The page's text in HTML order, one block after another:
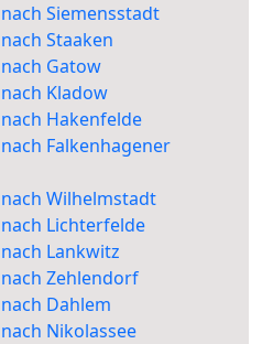
Siemensstadt
Staaken
Gatow
Kladow
Hakenfelde
Falkenhagener
Wilhelmstadt
Lichterfelde
Lankwitz
Zehlendorf
Dahlem
Nikolassee